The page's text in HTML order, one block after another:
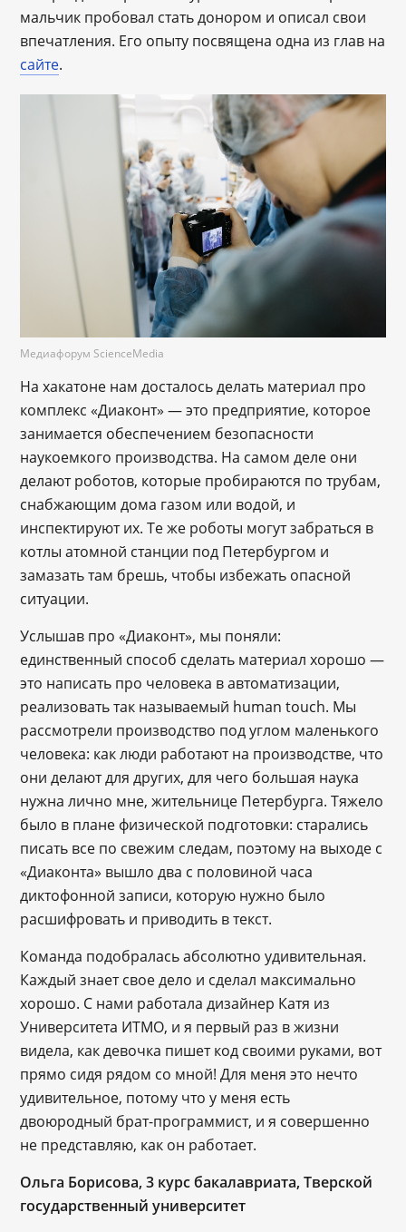
мальчик пробовал стать донором и описал свои
впечатления. Его опыту посвящена одна из глав на
сайте.
Медиафорум ScienceMedia
На хакатоне нам досталось делать материал про
комплекс «Диаконт» — это предприятие, которое
занимается обеспечением безопасности
наукоемкого производства. На самом деле они
делают роботов, которые пробираются по трубам,
снабжающим дома газом или водой, и
инспектируют их. Те же роботы могут забраться в
котлы атомной станции под Петербургом и
замазать там брешь, чтобы избежать опасной
ситуации.
Услышав про «Диаконт», мы поняли:
единственный способ сделать материал хорошо —
это написать про человека в автоматизации,
реализовать так называемый human touch. Мы
рассмотрели производство под углом маленького
человека: как люди работают на производстве, что
они делают для других, для чего большая наука
нужна лично мне, жительнице Петербурга. Тяжело
было в плане физической подготовки: старались
писать все по свежим следам, поэтому на выходе с
«Диаконта» вышло два с половиной часа
диктофонной записи, которую нужно было
расшифровать и приводить в текст.
Команда подобралась абсолютно удивительная.
Каждый знает свое дело и сделал максимально
хорошо. С нами работала дизайнер Катя из
Университета ИТМО, и я первый раз в жизни
видела, как девочка пишет код своими руками, вот
прямо сидя рядом со мной! Для меня это нечто
удивительное, потому что у меня есть
двоюродный брат-программист, и я совершенно
не представляю, как он работает.
Ольга Борисова, 3 курс бакалавриата, Тверской
государственный университет